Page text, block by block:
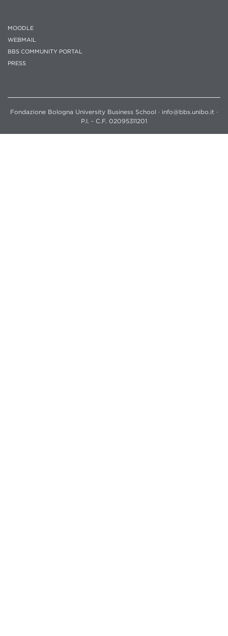
MOODLE
WEBMAIL
BBS COMMUNITY PORTAL
PRESS
Fondazione Bologna University Business School · info@bbs.unibo.it ·
P.I. - C.F. 02095311201